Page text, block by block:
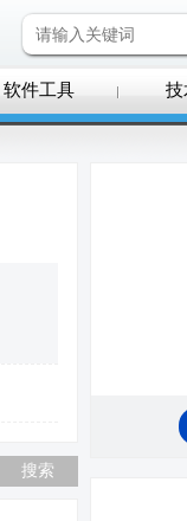
软件工具 技